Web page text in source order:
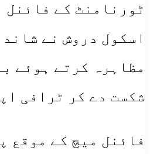
ٹورنامنٹ کے فائنل
اسکول دروش نے
مظاہرہ کرتے ہوئے
شکست دے کر ٹرافی
فائنل میچ کے موقع